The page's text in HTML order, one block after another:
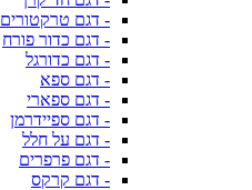
- דגם טרקטורים
- דגם כדור פורח
- דגם כדורגל
- דגם ספא
- דגם ספארי
- דגם ספיידרמן
- דגם על חלל
- דגם פרפרים
- דגם קרקס